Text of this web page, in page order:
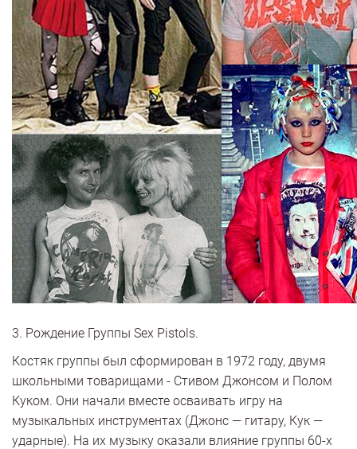
3. Рождение Группы Sex Pistols.
Костяк группы был сформирован в 1972 году, двумя
школьными товарищами - Стивом Джонсом и Полом
Куком. Они начали вместе осваивать игру на
музыкальных инструментах (Джонс — гитару, Кук —
ударные). На их музыку оказали влияние группы 60-х